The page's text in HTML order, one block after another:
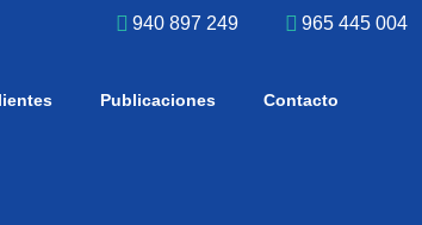
940 897 249 965 445 004
Publicaciones Contacto